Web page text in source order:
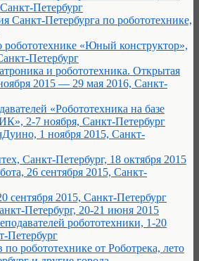
Петербург
Санкт-Петербурга по робототехнике,
робототехнике «Юный конструктор»,
Петербург
и робототехника. Открытая
2015 — 29 мая 2016, Санкт-
«Робототехника на базе
2-7 ноября, Санкт-Петербург
1 ноября 2015, Санкт-
Санкт-Петербург, 18 октября 2015
26 сентября 2015, Санкт-
сентября 2015, Санкт-Петербург
Петербург, 20-21 июня 2015
робототехники, 1-20
Петербург
робототехнике от Роботрека, лето